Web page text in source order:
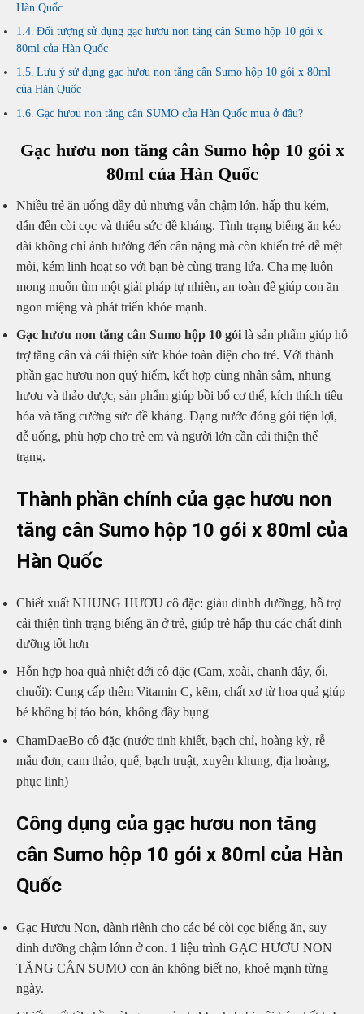
Hàn Quốc
Đối tượng sử dụng gạc hươu non tăng cân Sumo hộp 10 gói x
80ml của Hàn Quốc
Lưu ý sử dụng gạc hươu non tăng cân Sumo hộp 10 gói x 80ml
của Hàn Quốc
Gạc hươu non tăng cân SUMO của Hàn Quốc mua ở đâu?
Gạc hươu non tăng cân Sumo hộp 10 gói x
80ml của Hàn Quốc
Nhiều trẻ ăn uống đầy đủ nhưng vẫn chậm lớn, hấp thu kém,
dẫn đến còi cọc và thiếu sức đề kháng. Tình trạng biếng ăn kéo
dài không chỉ ảnh hưởng đến cân nặng mà còn khiến trẻ dễ mệt
mỏi, kém linh hoạt so với bạn bè cùng trang lứa. Cha mẹ luôn
mong muốn tìm một giải pháp tự nhiên, an toàn để giúp con ăn
ngon miệng và phát triển khỏe mạnh.
Gạc hươu non tăng cân Sumo hộp 10 gói là sản phẩm giúp hỗ
trợ tăng cân và cải thiện sức khỏe toàn diện cho trẻ. Với thành
phần gạc hươu non quý hiếm, kết hợp cùng nhân sâm, nhung
hươu và thảo dược, sản phẩm giúp bồi bổ cơ thể, kích thích tiêu
hóa và tăng cường sức đề kháng. Dạng nước đóng gói tiện lợi,
dễ uống, phù hợp cho trẻ em và người lớn cần cải thiện thể
trạng.
Thành phần chính của gạc hươu non
tăng cân Sumo hộp 10 gói x 80ml của
Hàn Quốc
Chiết xuất NHUNG HƯƠU cô đặc: giàu dinhh dưỡngg, hỗ trợ
cải thiện tình trạng biếng ăn ở trẻ, giúp trẻ hấp thu các chất dinh
dưỡng tốt hơn
Hỗn hợp hoa quả nhiệt đới cô đặc (Cam, xoài, chanh dây, ổi,
chuối): Cung cấp thêm Vitamin C, kẽm, chất xơ từ hoa quả giúp
bé không bị táo bón, không đầy bụng
ChamDaeBo cô đặc (nước tinh khiết, bạch chỉ, hoàng kỳ, rễ
mẫu đơn, cam thảo, quế, bạch truật, xuyên khung, địa hoàng,
phục linh)
Công dụng của gạc hươu non tăng
cân Sumo hộp 10 gói x 80ml của Hàn
Quốc
Gạc Hươu Non, dành riênh cho các bé còi cọc biếng ăn, suy
dinh dưỡng chậm lớnn ở con. 1 liệu trình GẠC HƯƠU NON
TĂNG CÂN SUMO con ăn không biết no, khoẻ mạnh từng
ngày.